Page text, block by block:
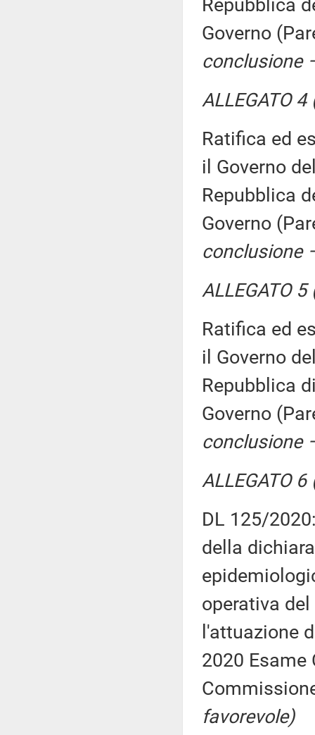
Repubblica
Governo
conclusione
ALLEGATO
Ratifica ed
il Governo
Repubblica
Governo
conclusione
ALLEGATO
Ratifica ed
il Governo
Repubblica
Governo
conclusione
ALLEGATO
DL 125/
della
operativa
l'attuazione
2020 Esame
favorevole)